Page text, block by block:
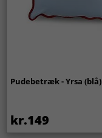
Pudebetræk - Yrsa (blå)
kr.149